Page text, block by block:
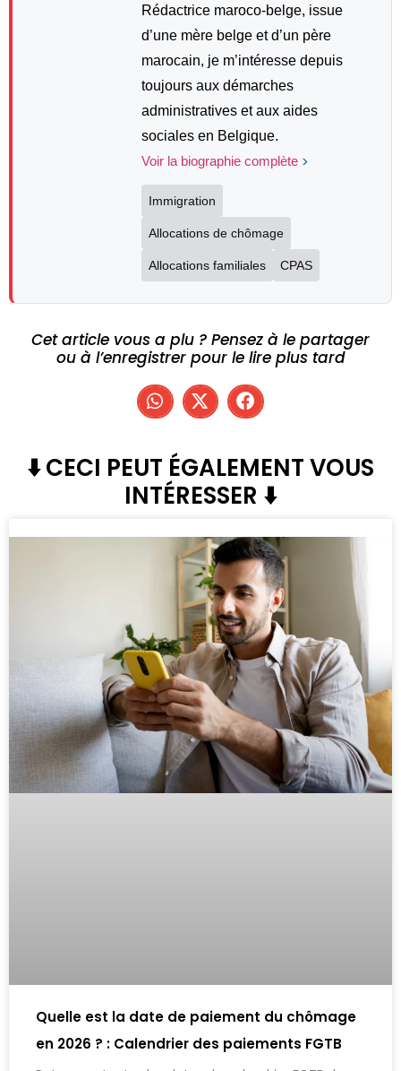
Rédactrice maroco-belge, issue
d’une mère belge et d’un père
marocain, je m’intéresse depuis
toujours aux démarches
administratives et aux aides
sociales en Belgique.
Voir la biographie complète
Immigration
Allocations de chômage
Allocations familiales CPAS
Cet article vous a plu ? Pensez à le partager
ou à l’enregistrer pour le lire plus tard
⬇️ CECI PEUT ÉGALEMENT VOUS
INTÉRESSER ⬇️
Quelle est la date de paiement du chômage
en 2026 ? : Calendrier des paiements FGTB